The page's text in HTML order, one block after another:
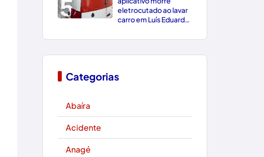
5
eletrocutado ao lavar
carro em Luís Eduardo
Categorias
Abaíra
Acidente
Anagé